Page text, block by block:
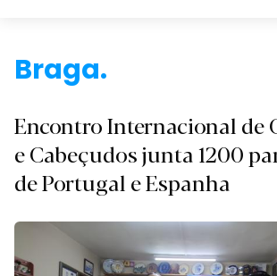
Braga.
Encontro Internacional de
e Cabeçudos junta 1200
de Portugal e Espanha